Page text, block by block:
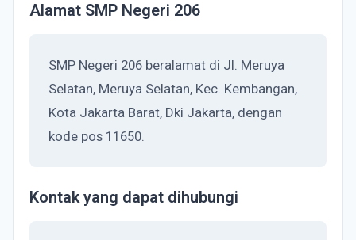
Alamat SMP Negeri 206
SMP Negeri 206 beralamat di Jl. Meruya
Selatan, Meruya Selatan, Kec. Kembangan,
Kota Jakarta Barat, Dki Jakarta, dengan
kode pos 11650.
Kontak yang dapat dihubungi